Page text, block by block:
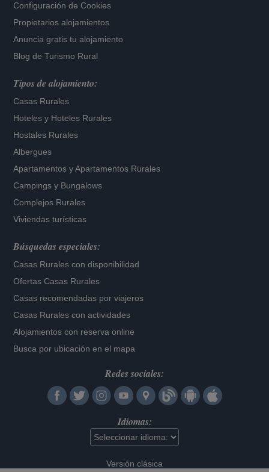
Configuración de Cookies
Propietarios alojamientos
Anuncia gratis tu alojamiento
Blog de Turismo Rural
Tipos de alojamiento:
Casas Rurales
Hoteles y Hoteles Rurales
Hostales Rurales
Albergues
Apartamentos yApartamentos Rurales
Campings y Bungalows
Complejos Rurales
Viviendas turísticas
Búsquedas especiales:
Casas Rurales con disponibilidad
Ofertas Casas Rurales
Casas recomendadas por viajeros
Casas Rurales con actividades
Alojamientos con reserva online
Busca por ubicación en el mapa
Redes sociales:
Idiomas:
Versión clásica